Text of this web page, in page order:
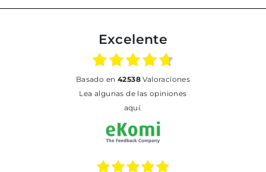
Excelente
basado en 42538Valoraciones
Lea algunas de las opiniones
aquí.